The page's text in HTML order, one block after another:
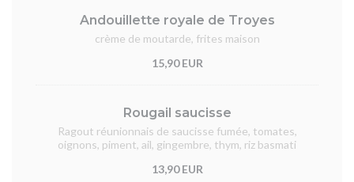
Andouillette royale de Troyes
crème de moutarde, frites maison
15,90 EUR
Rougail saucisse
Ragout réunionnais de saucisse fumée, tomates,
oignons, piment, ail, gingembre, thym, riz basmati
13,90 EUR